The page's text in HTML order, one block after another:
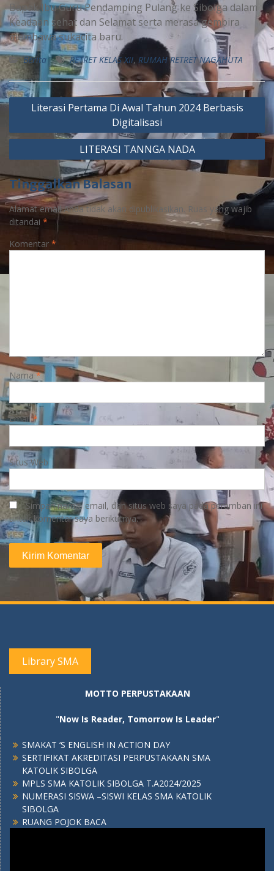
Bapak Ibu Guru Pendamping Pulang ke Sibolga dalam
Keadaan sehat dan Selamat serta merasa gembira
membawa sukacita baru.
Berita RETRET KELAS XII, RUMAH RETRET NAGAHUTA
Literasi Pertama Di Awal Tahun 2024 Berbasis
Digitalisasi
LITERASI TANNGA NADA
Tinggalkan Balasan
Alamat email Anda tidak akan dipublikasikan. Ruas yang wajib
ditandai *
Komentar *
Nama*
Email*
Situs Web
Simpan nama, email, dan situs web saya pada peramban ini
untuk komentar saya berikutnya.
Library SMA
MOTTO PERPUSTAKAAN
"Now Is Reader, Tomorrow Is Leader"
SMAKAT ‘S ENGLISH IN ACTION DAY
SERTIFIKAT AKREDITASI PERPUSTAKAAN SMA
KATOLIK SIBOLGA
MPLS SMA KATOLIK SIBOLGA T.A2024/2025
NUMERASI SISWA –SISWI KELAS SMA KATOLIK
SIBOLGA
RUANG POJOK BACA